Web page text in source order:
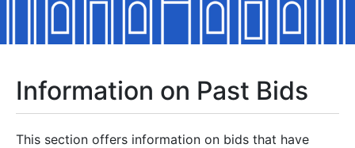
Show/Hide
Show/Hide
Information on Past Bids
This section offers information on bids that have